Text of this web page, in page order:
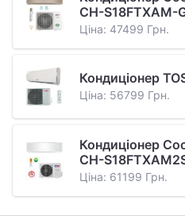
CH-S18FTXAM-
Ціна: 47499 Грн.
Кондиціонер
Ціна: 56799 Грн.
Кондиціонер
CH-
Ціна: 61199 Грн.